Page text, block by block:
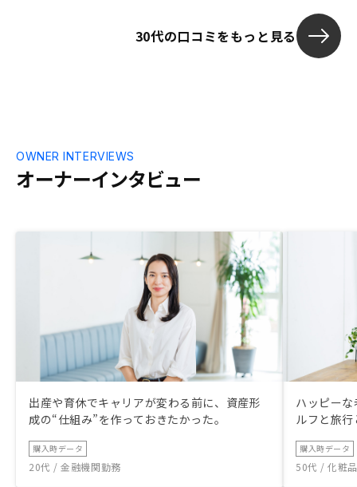
すると思うが、逆転したとしてもレバレッ
30代の口コミをもっと見る
オーナーインタビュー
OWNER INTERVIEWS
出産や育休でキャリアが変わる前に、資産形
成の“仕組み”を作っておきたかった。
購入時データ
20代 / 金融機関勤務
ハッピー
ルフと旅
購入時データ
50代 / 化粧